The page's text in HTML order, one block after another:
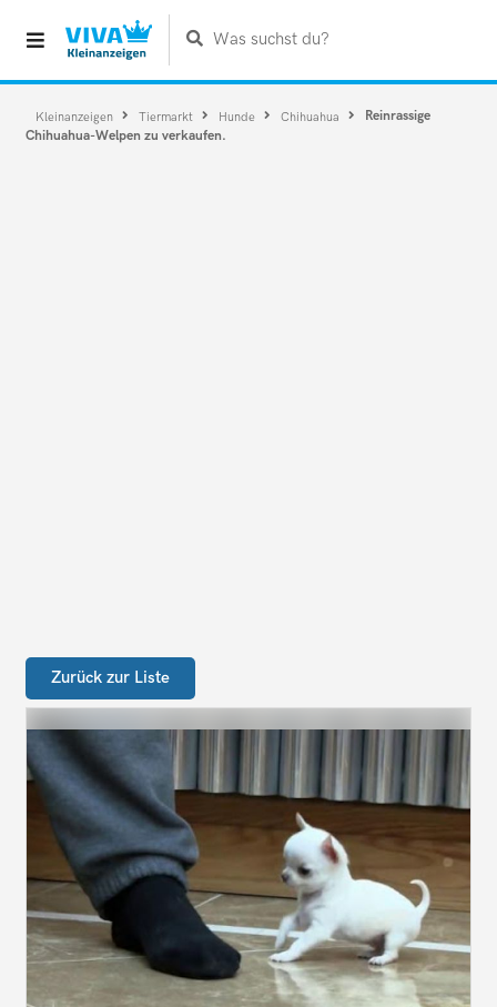
Was suchst du?
Kleinanzeigen Tiermarkt Hunde Chihuahua
Reinrassige
Chihuahua-Welpen zu verkaufen.
Zurück zur Liste